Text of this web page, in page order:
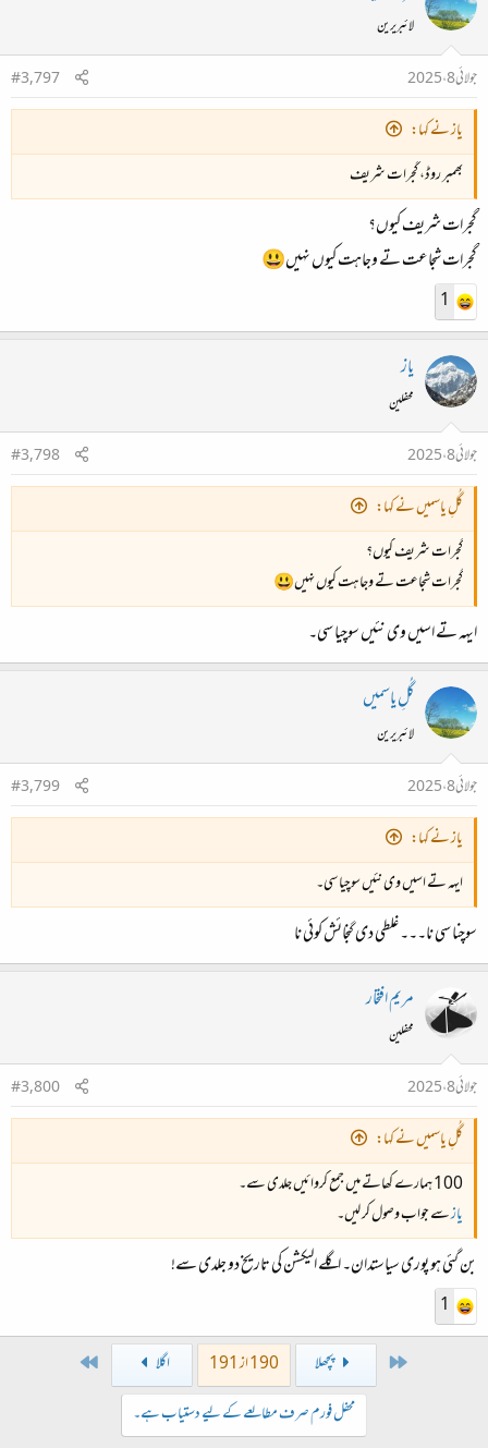
لائبریرین
جولائی 8، 2025
#3,797
یاز نے کہا:
بھمبر روڈ، گجرات شریف
گجرات شریف کیوں؟
گجرات شجاعت تے وجاہت کیوں نہیں😃
1
یاز
محفلین
جولائی 8، 2025
#3,798
گُلِ یاسمیں نے کہا:
گجرات شریف کیوں؟
گجرات شجاعت تے وجاہت کیوں نہیں😃
ایہہ تے اسیں وی نئیں سوچیا سی۔
گُلِ یاسمیں
لائبریرین
جولائی 8، 2025
#3,799
یاز نے کہا:
ایہہ تے اسیں وی نئیں سوچیا سی۔
سوچنا سی نا۔۔۔ غلطی دی گنجائش کوئی نا
مریم افتخار
محفلین
جولائی 8، 2025
#3,800
گُلِ یاسمیں نے کہا:
100 ہمارے کھاتے میں جمع کروائیں جلدی سے۔
یازسے جواب وصول کر لیں۔
بن گئی ہو پوری سیاستدان۔ اگلے الیکشن کی تاریخ دو جلدی سے!
1
پچھلا 190 از 191 اگلا
محفل فورم صرف مطالعے کے لیے دستیاب ہے۔